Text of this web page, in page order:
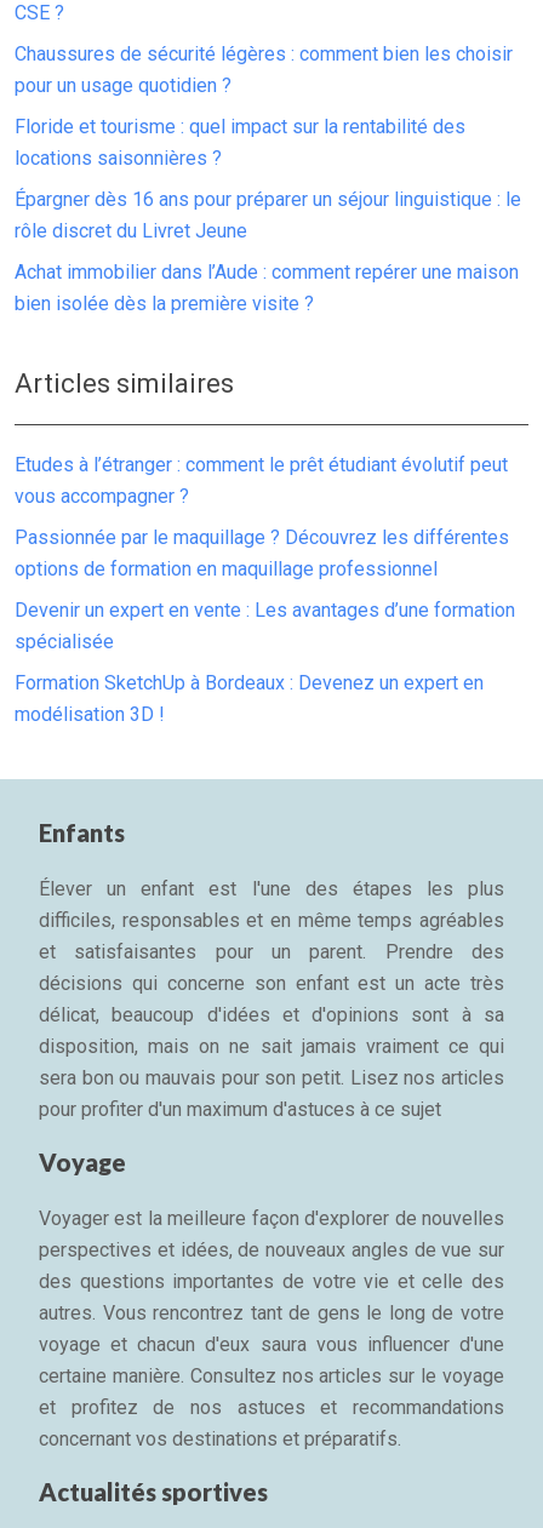
CSE ?
Chaussures de sécurité légères : comment bien les choisir
pour un usage quotidien ?
Floride et tourisme : quel impact sur la rentabilité des
locations saisonnières ?
Épargner dès 16 ans pour préparer un séjour linguistique : le
rôle discret du Livret Jeune
Achat immobilier dans l’Aude : comment repérer une maison
bien isolée dès la première visite ?
Articles similaires
Etudes à l’étranger : comment le prêt étudiant évolutif peut
vous accompagner ?
Passionnée par le maquillage ? Découvrez les différentes
options de formation en maquillage professionnel
Devenir un expert en vente : Les avantages d’une formation
spécialisée
Formation SketchUp à Bordeaux : Devenez un expert en
modélisation 3D !
Enfants
Élever un enfant est l'une des étapes les plus
difficiles, responsables et en même temps agréables
et satisfaisantes pour un parent. Prendre des
décisions qui concerne son enfant est un acte très
délicat, beaucoup d'idées et d'opinions sont à sa
disposition, mais on ne sait jamais vraiment ce qui
sera bon ou mauvais pour son petit. Lisez nos articles
pour profiter d'un maximum d'astuces à ce sujet
Voyage
Voyager est la meilleure façon d'explorer de nouvelles
perspectives et idées, de nouveaux angles de vue sur
des questions importantes de votre vie et celle des
autres. Vous rencontrez tant de gens le long de votre
voyage et chacun d'eux saura vous influencer d'une
certaine manière. Consultez nos articles sur le voyage
et profitez de nos astuces et recommandations
concernant vos destinations et préparatifs.
Actualités sportives